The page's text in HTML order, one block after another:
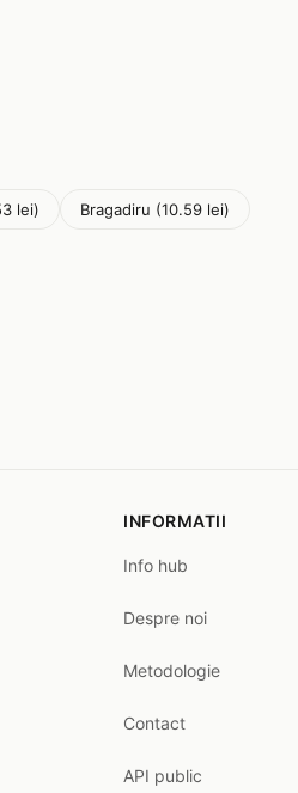
lei) Bragadiru (10.59 lei)
INFORMATII
Info hub
Despre noi
Metodologie
Contact
API public